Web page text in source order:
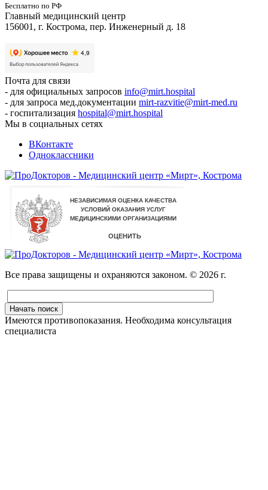
Бесплатно по РФ
Главный медицинский центр
156001, г. Кострома, пер. Инженерный д. 18
Почта для связи
- для официальных запросов info@mirt.hospital
- для запроса мед.документации mirt-razvitie@mirt-med.ru
- госпитализация hospital@mirt.hospital
Мы в социальных сетях
ВКонтакте
Одноклассники
Все права защищены и охраняются законом. © 2026 г.
Начать поиск
Имеются противопоказания. Необходима консультация
специалиста